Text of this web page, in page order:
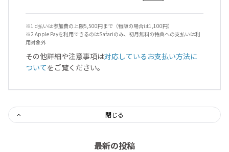
※1 d払いは参加費の上限5,500円まで（物販の場合は1,100円）
※2 Apple Payを利用できるのはSafariのみ、初月無料の特典への支払いは利
用対象外
その他詳細や注意事項は対応しているお支払い方法に
ついてをご覧ください。
閉じる
最新の投稿